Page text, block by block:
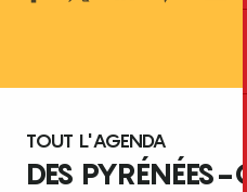
TOUT L'AGENDA
DES PYRÉNÉES-